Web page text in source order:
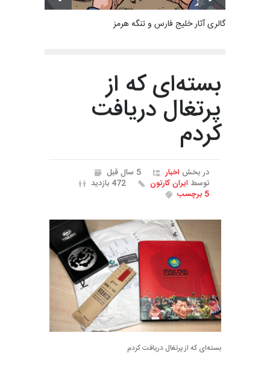
گالری آثار خلیج فارس و تنگه هرمز
بسته‌ای که از
پرتغال دریافت
کردم
در بخش اخبار
5 سال قبل
توسط ایران کارتون
472 بازدید
5 برچسب
بسته‌ای که از پرتغال دریافت کردم